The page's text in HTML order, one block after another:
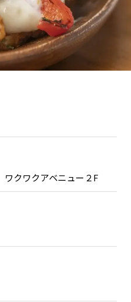
徳島エリア
愛媛エリア
福岡エリア
長崎エリア
クワクアベニュー２F